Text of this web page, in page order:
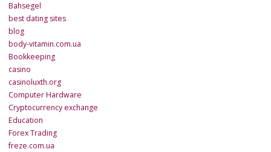
Bahsegel
best dating sites
blog
body-vitamin.com.ua
Bookkeeping
casino
casinoluxth.org
Computer Hardware
Cryptocurrency exchange
Education
Forex Trading
freze.com.ua